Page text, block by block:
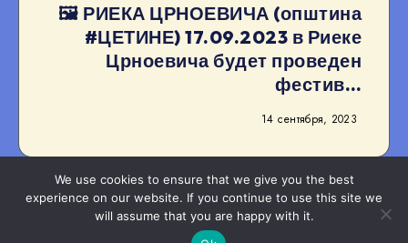
🖼 РИЕКА ЦРНОЕВИЧА (општина
#ЦЕТИНЕ) 17.09.2023 в Риеке
Црноевича будет проведен
фестив…
14 сентября, 2023
We use cookies to ensure that we give you the best
experience on our website. If you continue to use this site we
will assume that you are happy with it.